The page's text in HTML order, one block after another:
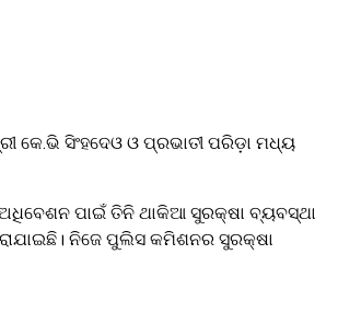
କେ.ଭି ସିଂହଦେଓ ଓ ପ୍ରଭାତୀ ପରିଡ଼ା ମଧ୍ୟ
ପାଇଁ ତିନି ଥାକିଆ ସୁରକ୍ଷା ବ୍ୟବସ୍ଥା
ନିଜେ ପୁଲିସ କମିଶନର ସୁରକ୍ଷା